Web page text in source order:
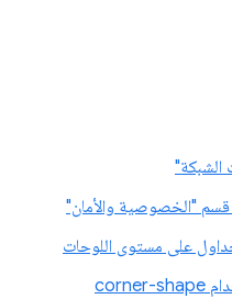
قسم "الخصوصية والأمان"
على مستوى اللوحات
تتيح ميزة الإكمال التلقائي استخدام corner-shape